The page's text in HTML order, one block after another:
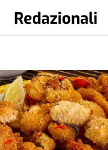
Redazionali